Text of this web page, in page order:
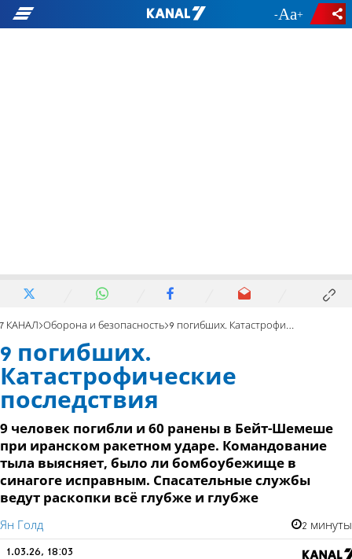
- +
7 КАНАЛ Оборона и безопасность 9 погибших. Катастрофические последствия
9 погибших.
Катастрофические
последствия
9 человек погибли и 60 ранены в Бейт-Шемеше
при иранском ракетном ударе. Командование
тыла выясняет, было ли бомбоубежище в
синагоге исправным. Спасательные службы
ведут раскопки всё глубже и глубже
Ян Голд 2 минуты
1.03.26, 18:03